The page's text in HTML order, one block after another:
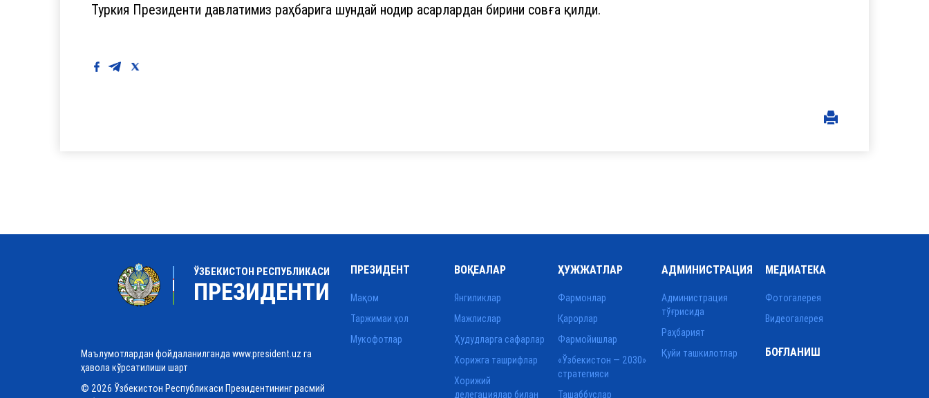
Туркия Президенти давлатимиз раҳбарига шундай нодир асарлардан бирини совға қилди.
ЎЗБЕКИСТОН РЕСПУБЛИКАСИ
ПРЕЗИДЕНТИ
Маълумотлардан фойдаланилганда www.president.uz га
ҳавола кўрсатилиши шарт
© 2026 Ўзбекистон Республикаси Президентининг расмий
ПРЕЗИДЕНТ
Мақом
Таржимаи ҳол
Мукофотлар
ВОҚЕАЛАР
Янгиликлар
Мажлислар
Ҳудудларга сафарлар
Хорижга ташрифлар
Хорижий
делегациялар билан
ҲУЖЖАТЛАР
Фармонлар
Қарорлар
Фармойишлар
«Ўзбекистон — 2030»
стратегияси
Ташаббуслар
АДМИНИСТРАЦИЯ
Администрация
тўғрисида
Раҳбарият
Қуйи ташкилотлар
МЕДИАТЕКА
Фотогалерея
Видеогалерея
БОҒЛАНИШ